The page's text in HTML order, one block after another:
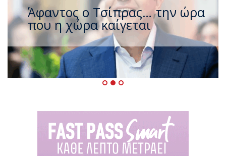
Άφαντος ο Τσίπρας… την ώρα
που η χώρα καίγεται